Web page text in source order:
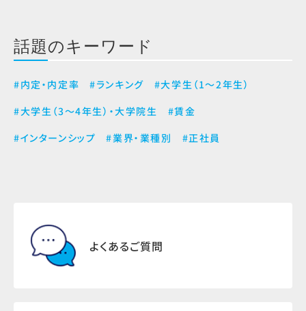
話題のキーワード
#内定・内定率 #ランキング
#大学生（1～2年生）
#大学生（3～4年生）・大学院生
#賃金
#インターンシップ
#業界・業種別 #正社員
よくあるご質問